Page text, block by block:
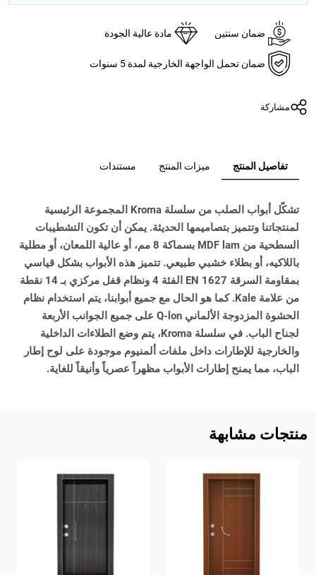
ضمان سنتين مادة عالية الجودة
ضمان تحمل الواجهة الخارجية لمدة 5 سنوات
مشاركة
تفاصيل المنتج ميزات المنتج مستندات
تشكّل أبواب الصلب من سلسلة Kroma المجموعة الرئيسية
لمنتجاتنا وتتميز بتصاميمها الحديثة. يمكن أن تكون التشطيبات
السطحية من MDF lam بسماكة 8 مم، أو عالية اللمعان، أو مطلية
باللاكيه، أو بطلاء خشبي طبيعي. تتميز هذه الأبواب بشكل قياسي
بمقاومة السرقة EN 1627 الفئة 4 ونظام قفل مركزي بـ 14 نقطة
من علامة Kale. كما هو الحال مع جميع أبوابنا، يتم استخدام نظام
الحشوة المزدوجة الألماني Q-lon على جميع الجوانب الأربعة
لجناح الباب. في سلسلة Kroma، يتم وضع الطلاءات الداخلية
والخارجية للإطارات داخل ملفات ألمنيوم موجودة على لوح إطار
الباب، مما يمنح إطارات الأبواب مظهراً عصرياً وأنيقاً للغاية.
منتجات مشابهة